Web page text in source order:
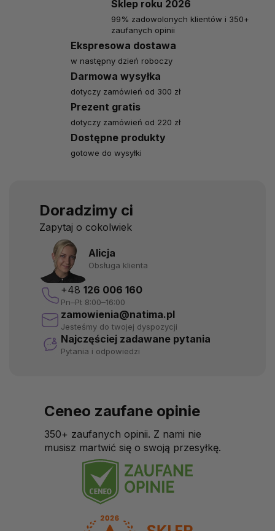
Ekspresowa dostawa
w następny dzień roboczy
Darmowa wysyłka
dotyczy zamówień od 300 zł
Prezent gratis
dotyczy zamówień od 220 zł
Dostępne produkty
gotowe do wysyłki
Sklep roku 2026
99% zadowolonych klientów i 350+
zaufanych opinii
Doradzimy ci
Zapytaj o cokolwiek
Alicja
Obsługa klienta
+48 126 006 160
Pn–Pt 8:00–16:00
zamowienia@natima.pl
Jesteśmy do twojej dyspozycji
Najczęściej zadawane pytania
Pytania i odpowiedzi
Ceneo zaufane opinie
350+ zaufanych opinii. Z nami nie
musisz martwić się o swoją przesyłkę.